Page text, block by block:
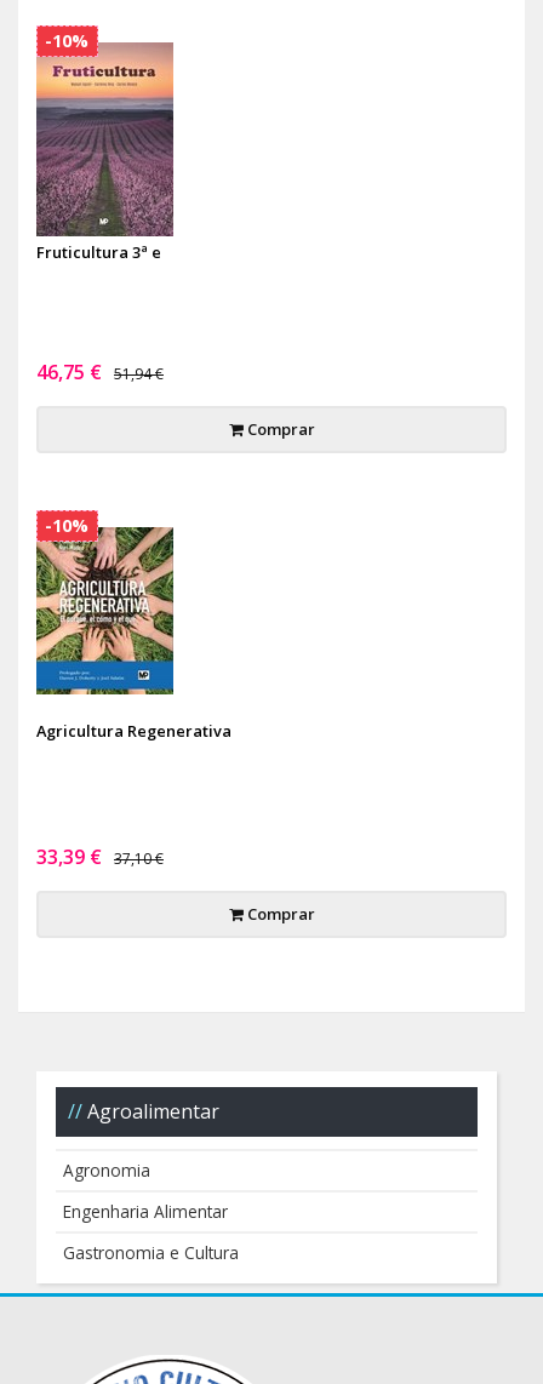
Fruticultura 3ª e
46,75 € 51,94 €
Comprar
-10%
Agricultura Regenerativa
33,39 € 37,10 €
Comprar
-10%
Agroalimentar
Agronomia
Engenharia Alimentar
Gastronomia e Cultura